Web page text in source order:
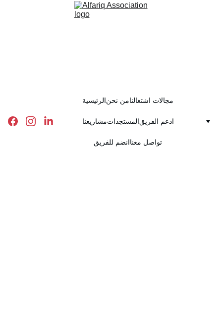
الرئيسيةمن نحنمجالات اشتغالنا
مشاريعناالمستجداتادعم الفريق
انضم للفريقتواصل معنا